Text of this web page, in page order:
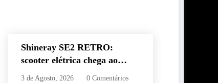
Shineray SE2 RETRO:
scooter elétrica chega ao
Brasil com autonomia de até
3 de Agosto, 2026 0 Comentários